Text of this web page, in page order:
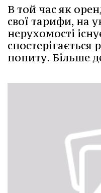
В той час як
свої тарифи, на
нерухомості
спостерігається
попиту. Більше